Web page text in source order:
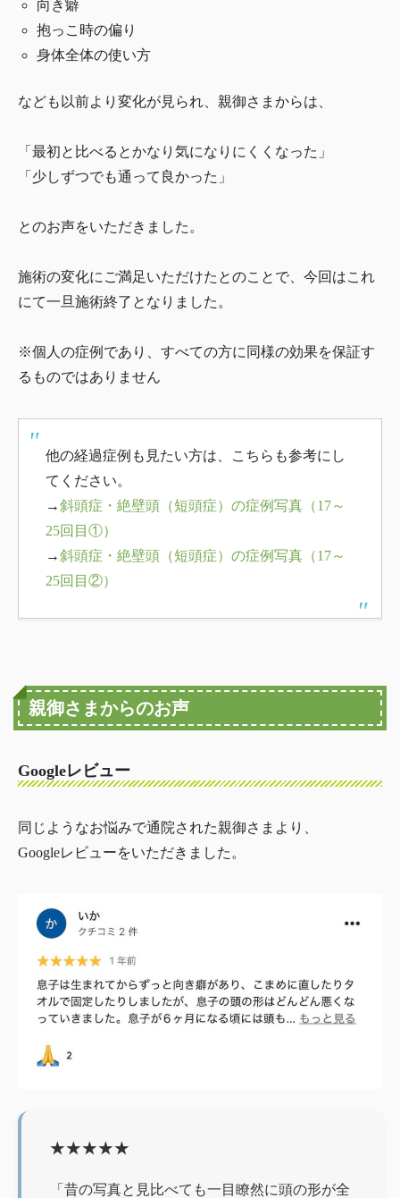
向き癖
抱っこ時の偏り
身体全体の使い方
なども以前より変化が見られ、親御さまからは、
「最初と比べるとかなり気になりにくくなった」
「少しずつでも通って良かった」
とのお声をいただきました。
施術の変化にご満足いただけたとのことで、今回はこれ
にて一旦施術終了となりました。
※個人の症例であり、すべての方に同様の効果を保証す
るものではありません
他の経過症例も見たい方は、こちらも参考にし
てください。
→斜頭症・絶壁頭（短頭症）の症例写真（17～
25回目①）
→斜頭症・絶壁頭（短頭症）の症例写真（17～
25回目②）
親御さまからのお声
Googleレビュー
同じようなお悩みで通院された親御さまより、
Googleレビューをいただきました。
★★★★★
「昔の写真と見比べても一目瞭然に頭の形が全